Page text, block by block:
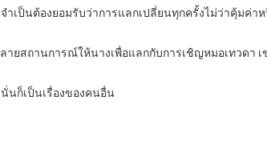
ำเป็นต้องยอมรับว่าการแลกเปลี่ยนทุกครั้งไม่ว่าคุ้มค่
ยสถานการณ์ให้นางเพื่อแลกกับการเชิญหมอเทวดา
นก็เป็นเรื่องของคนอื่น